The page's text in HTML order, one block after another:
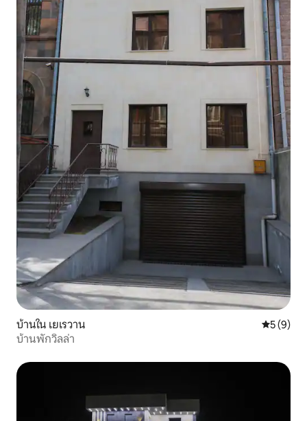
บ้านใน เยเรวาน คะแนนเฉ
5 (9)
บ้านพักวิลล่า